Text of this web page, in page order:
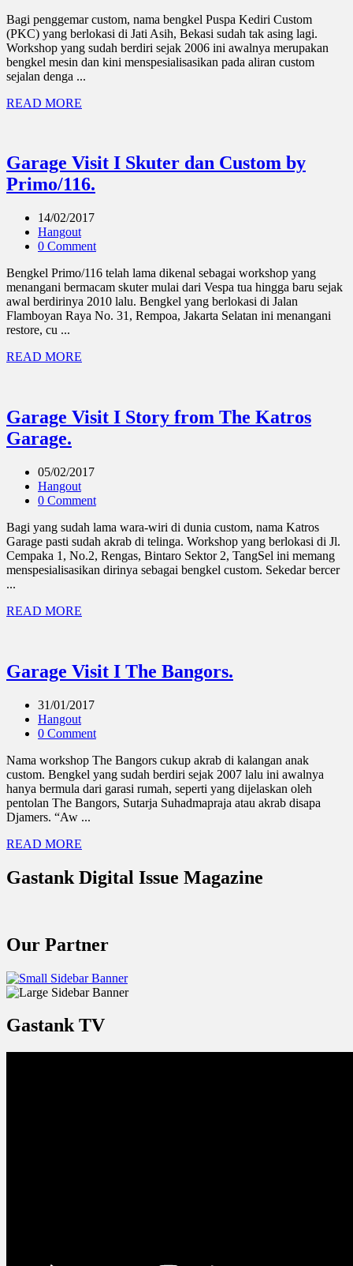
Bagi penggemar custom, nama bengkel Puspa Kediri Custom
(PKC) yang berlokasi di Jati Asih, Bekasi sudah tak asing lagi.
Workshop yang sudah berdiri sejak 2006 ini awalnya merupakan
bengkel mesin dan kini menspesialisasikan pada aliran custom
sejalan denga ...
READ MORE
Garage Visit I Skuter dan Custom by
Primo/116.
14/02/2017
Hangout
0 Comment
Bengkel Primo/116 telah lama dikenal sebagai workshop yang
menangani bermacam skuter mulai dari Vespa tua hingga baru sejak
awal berdirinya 2010 lalu. Bengkel yang berlokasi di Jalan
Flamboyan Raya No. 31, Rempoa, Jakarta Selatan ini menangani
restore, cu ...
READ MORE
Garage Visit I Story from The Katros
Garage.
05/02/2017
Hangout
0 Comment
Bagi yang sudah lama wara-wiri di dunia custom, nama Katros
Garage pasti sudah akrab di telinga. Workshop yang berlokasi di Jl.
Cempaka 1, No.2, Rengas, Bintaro Sektor 2, TangSel ini memang
menspesialisasikan dirinya sebagai bengkel custom. Sekedar bercer
...
READ MORE
Garage Visit I The Bangors.
31/01/2017
Hangout
0 Comment
Nama workshop The Bangors cukup akrab di kalangan anak
custom. Bengkel yang sudah berdiri sejak 2007 lalu ini awalnya
hanya bermula dari garasi rumah, seperti yang dijelaskan oleh
pentolan The Bangors, Sutarja Suhadmapraja atau akrab disapa
Djamers. “Aw ...
READ MORE
Gastank Digital Issue Magazine
Our Partner
Gastank TV